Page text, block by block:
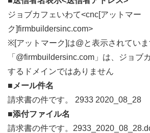
ジョブカフェいわて<cnc[アットマー
ク]firmbuildersinc.com>
※[アットマーク]は@と表示されていま
「@firmbuildersinc.com」は、ジョブ
するドメインではありません
■メール件名
請求書の件です。 2933 2020_08_28
■添付ファイル名
請求書の件です。